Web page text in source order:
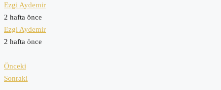
Ezgi Aydemir
2 hafta önce
Ezgi Aydemir
2 hafta önce
Önceki
Sonraki